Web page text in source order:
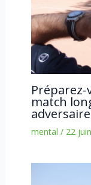
match
mental / 22